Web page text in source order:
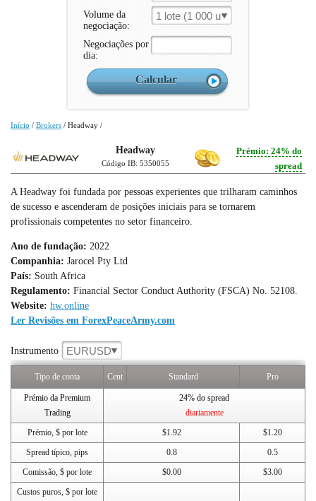
Volume da
negociação:
1 lote (1 000 un.)
Negociações por
dia:
Início / Brokers / Headway /
Headway
Código IB: 5350055
Prémio: 24% do
spread
A Headway foi fundada por pessoas experientes que trilharam caminhos
de sucesso e ascenderam de posições iniciais para se tornarem
profissionais competentes no setor financeiro.
Ano de fundação: 2022
Companhia: Jarocel Pty Ltd
País: South Africa
Regulamento: Financial Sector Conduct Authority (FSCA) No. 52108.
Website: hw.online
Ler Revisões em ForexPeaceArmy.com
Instrumento EURUSD
Tipo de conta Cent Standard Pro
Prémio da Premium
Trading
24% do spread
diariamente
Prémio, $ por lote
$1.92
$1.20
Spread típico, pips
0.8
0.5
Comissão, $ por lote
$0.00
$3.00
Custos puros, $ por lote